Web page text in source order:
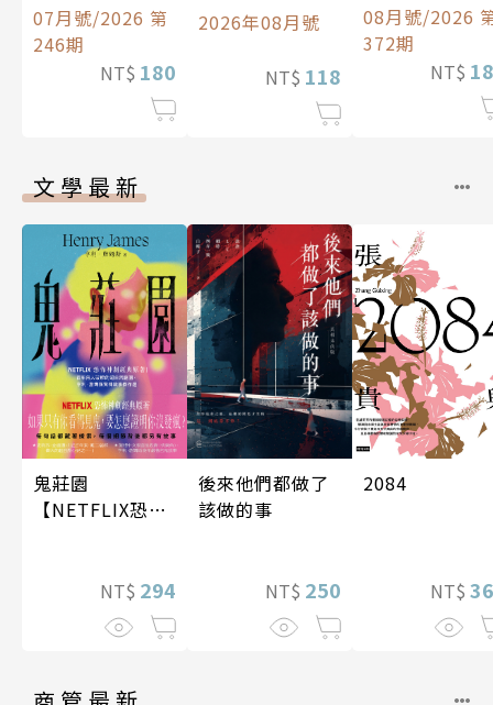
07月號/2026 第
246期
NT$ 180
2026年08月號
NT$ 118
08月號/2026
372期
NT$
文學最新
鬼莊園
【NETFLIX恐怖
NT$ 294
後來他們都做了
該做的事
NT$ 250
2084
NT$